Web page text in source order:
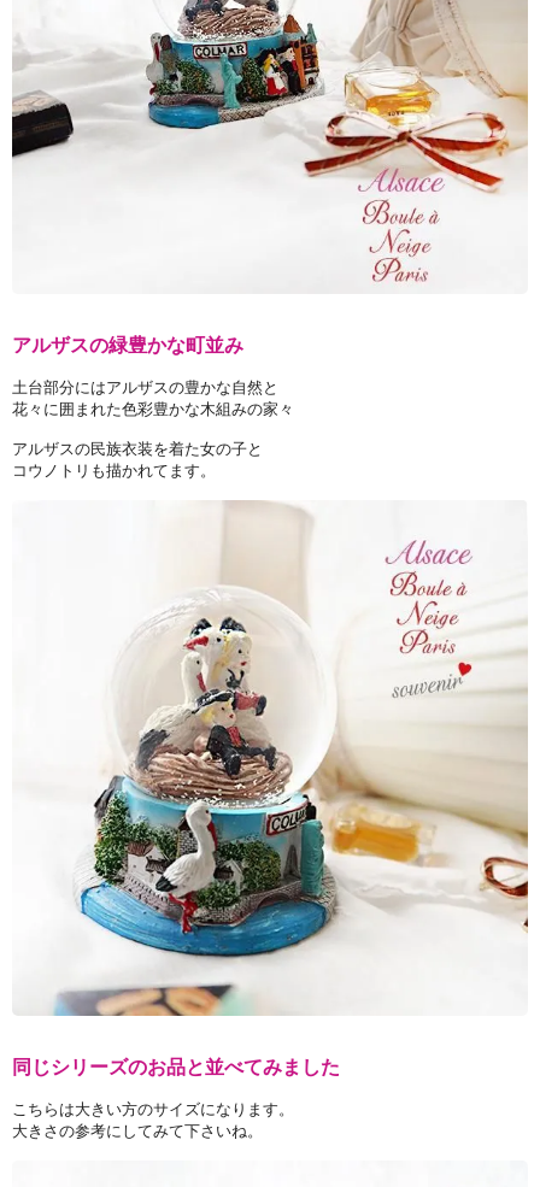
アルザスの緑豊かな町並み
土台部分にはアルザスの豊かな自然と
花々に囲まれた色彩豊かな木組みの家々
アルザスの民族衣装を着た女の子と
コウノトリも描かれてます。
同じシリーズのお品と並べてみました
こちらは大きい方のサイズになります。
大きさの参考にしてみて下さいね。